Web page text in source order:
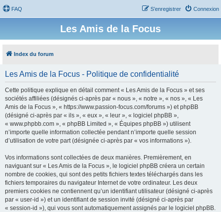
FAQ Connexion
S’enregistrer
Les Amis de la Focus
Index du forum
Les Amis de la Focus - Politique de confidentialité
Cette politique explique en détail comment « Les Amis de la Focus » et ses
sociétés affiliées (désignés ci-après par « nous », « notre », « nos », « Les
Amis de la Focus », « https://www.passion-focus.com/forums ») et phpBB
(désigné ci-après par « ils », « eux », « leur », « logiciel phpBB »,
« www.phpbb.com », « phpBB Limited », « Équipes phpBB ») utilisent
n’importe quelle information collectée pendant n’importe quelle session
d’utilisation de votre part (désignée ci-après par « vos informations »).
Vos informations sont collectées de deux manières. Premièrement, en
naviguant sur « Les Amis de la Focus », le logiciel phpBB créera un certain
nombre de cookies, qui sont des petits fichiers textes téléchargés dans les
fichiers temporaires du navigateur Internet de votre ordinateur. Les deux
premiers cookies ne contiennent qu’un identifiant utilisateur (désigné ci-après
par « user-id ») et un identifiant de session invité (désigné ci-après par
« session-id »), qui vous sont automatiquement assignés par le logiciel phpBB.